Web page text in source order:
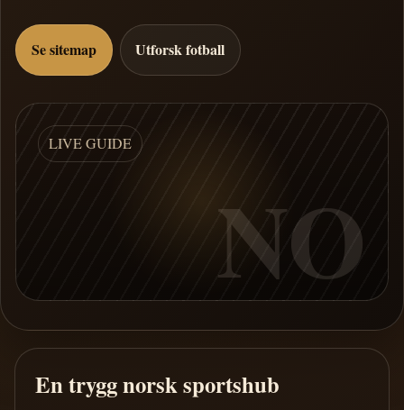
Se sitemap Utforsk fotball
LIVE GUIDE
NO
En trygg norsk sportshub